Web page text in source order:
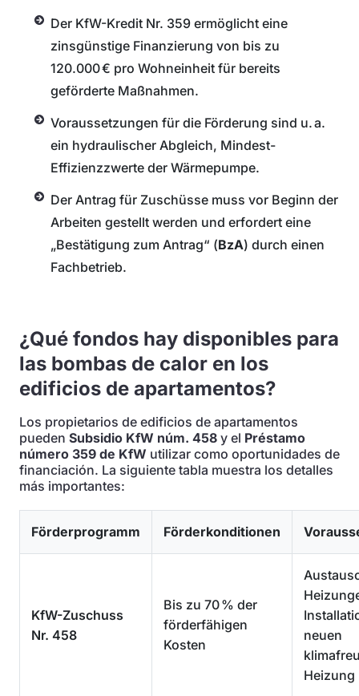
Der KfW-Kredit Nr. 359 ermöglicht eine
zinsgünstige Finanzierung von bis zu
120.000 € pro Wohneinheit für bereits
geförderte Maßnahmen.
Voraussetzungen für die Förderung sind u. a.
ein hydraulischer Abgleich, Mindest-
Effizienzzwerte der Wärmepumpe.
Der Antrag für Zuschüsse muss vor Beginn der
Arbeiten gestellt werden und erfordert eine
„Bestätigung zum Antrag“ (BzA) durch einen
Fachbetrieb.
¿Qué fondos hay disponibles para
las bombas de calor en los
edificios de apartamentos?
Los propietarios de edificios de apartamentos
pueden Subsidio KfW núm. 458 y el Préstamo
número 359 de KfW utilizar como oportunidades de
financiación. La siguiente tabla muestra los detalles
más importantes:
Förderprogramm Förderkonditionen
KfW-Zuschuss
Nr. 458
Bis zu 70 % der
förderfähigen
Kosten
neuen
Heizung